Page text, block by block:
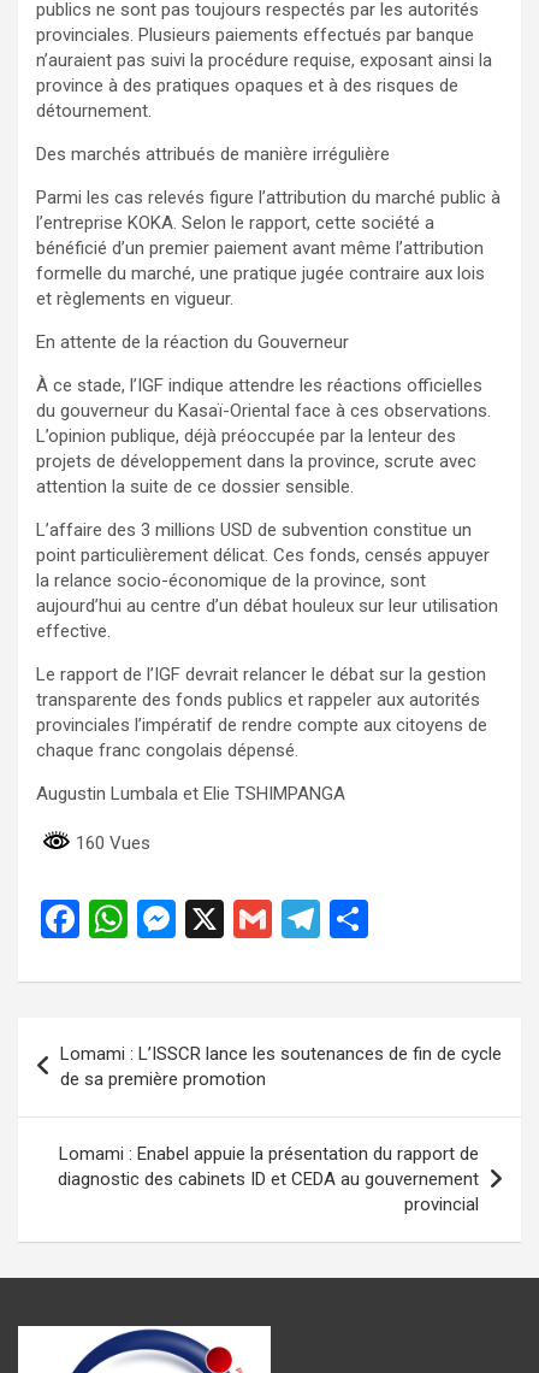
publics ne sont pas toujours respectés par les autorités
provinciales. Plusieurs paiements effectués par banque
n’auraient pas suivi la procédure requise, exposant ainsi la
province à des pratiques opaques et à des risques de
détournement.
Des marchés attribués de manière irrégulière
Parmi les cas relevés figure l’attribution du marché public à
l’entreprise KOKA. Selon le rapport, cette société a
bénéficié d’un premier paiement avant même l’attribution
formelle du marché, une pratique jugée contraire aux lois
et règlements en vigueur.
En attente de la réaction du Gouverneur
À ce stade, l’IGF indique attendre les réactions officielles
du gouverneur du Kasaï-Oriental face à ces observations.
L’opinion publique, déjà préoccupée par la lenteur des
projets de développement dans la province, scrute avec
attention la suite de ce dossier sensible.
L’affaire des 3 millions USD de subvention constitue un
point particulièrement délicat. Ces fonds, censés appuyer
la relance socio-économique de la province, sont
aujourd’hui au centre d’un débat houleux sur leur utilisation
effective.
Le rapport de l’IGF devrait relancer le débat sur la gestion
transparente des fonds publics et rappeler aux autorités
provinciales l’impératif de rendre compte aux citoyens de
chaque franc congolais dépensé.
Augustin Lumbala et Elie TSHIMPANGA
160 Vues
F
ce
o
o
k
W
at
s
A
p
p
M
se
n
g
er
X
G
ail
T
e
a
m
ta
er
de
l’article
Lomami : L’ISSCR lance les soutenances de fin de cycle
de sa première promotion
Lomami : Enabel appuie la présentation du rapport de
diagnostic des cabinets ID et CEDA au gouvernement
provincial